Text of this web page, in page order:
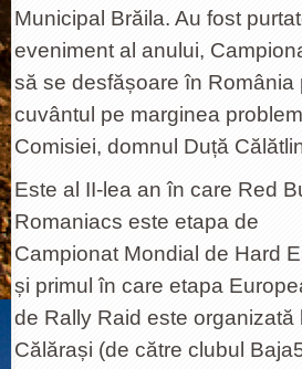
Municipal Brăila. Au fost
eveniment al anului,
să se desfășoare în România
cuvântul pe marginea
Comisiei, domnul Duță
Este al II-lea an în care Red
Romaniacs este etapa de
Campionat Mondial de Hard
și primul în care etapa
de Rally Raid este organizată
Călărași (de către clubul